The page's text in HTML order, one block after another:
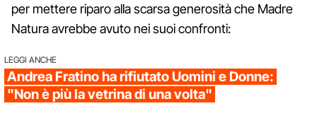
per mettere riparo alla scarsa generosità che Madre
Natura avrebbe avuto nei suoi confronti:
LEGGI ANCHE
Andrea Fratino ha rifiutato Uomini e Donne:
"Non è più la vetrina di una volta"